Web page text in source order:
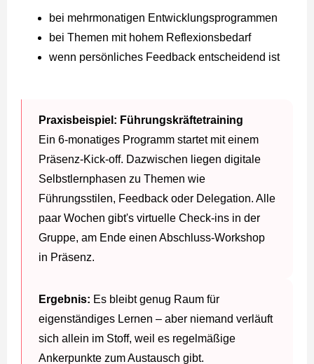
bei mehrmonatigen Entwicklungsprogrammen
bei Themen mit hohem Reflexionsbedarf
wenn persönliches Feedback entscheidend ist
Praxisbeispiel: Führungskräftetraining
Ein 6-monatiges Programm startet mit einem
Präsenz-Kick-off. Dazwischen liegen digitale
Selbstlernphasen zu Themen wie
Führungsstilen, Feedback oder Delegation. Alle
paar Wochen gibt's virtuelle Check-ins in der
Gruppe, am Ende einen Abschluss-Workshop
in Präsenz.
Ergebnis: Es bleibt genug Raum für
eigenständiges Lernen – aber niemand verläuft
sich allein im Stoff, weil es regelmäßige
Ankerpunkte zum Austausch gibt.